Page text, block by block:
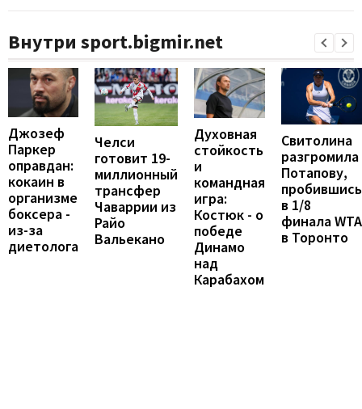
Внутри sport.bigmir.net
Джозеф
Паркер
оправдан:
кокаин в
организме
боксера -
из-за
диетолога
Челси
готовит 19-
миллионный
трансфер
Чаваррии из
Райо
Вальекано
Духовная
стойкость
и
командная
игра:
Костюк - о
победе
Динамо
над
Карабахом
Свитолина
разгромила
Потапову,
пробившись
в 1/8
финала WTA
в Торонто